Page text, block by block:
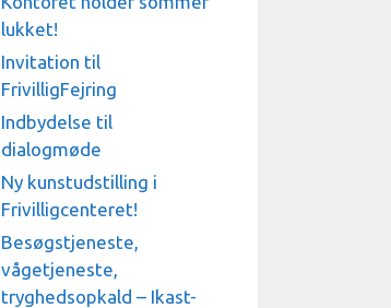
lukket!
Invitation til
FrivilligFejring
Indbydelse til
dialogmøde
Ny kunstudstilling i
Frivilligcenteret!
Besøgstjeneste,
vågetjeneste,
tryghedsopkald – Ikast-